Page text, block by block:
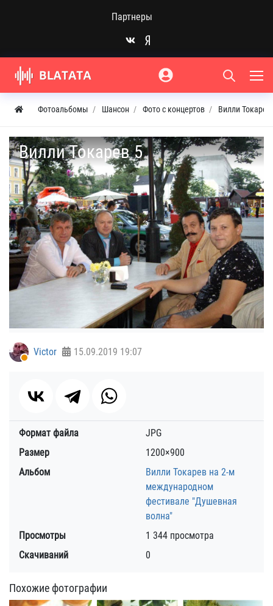
Партнеры
Фотоальбомы Шансон Фото с концертов Вилли
Вилли Токарев 5
Victor 15.09.2019 19:07
Формат файла
JPG
Размер
1200×900
Альбом
Вилли Токарев на 2-м
международном
фестивале "Душевная
волна"
Просмотры
1 344 просмотра
Скачиваний
0
Похожие фотографии